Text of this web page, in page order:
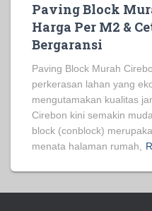
Paving Block
Harga Per M2 &
Bergaransi
Paving Block Murah
perkerasan lahan yang
mengutamakan kualitas
Cirebon kini semakin
block (conblock)
menata halaman rumah,